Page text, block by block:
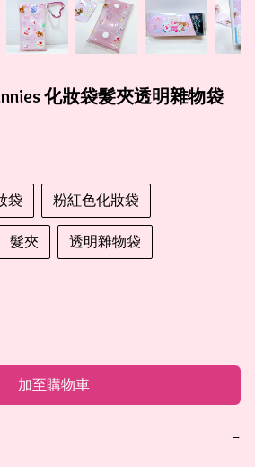
化妝袋髮夾透明雜物袋
袋
粉紅色化妝袋
髮夾 透明雜物袋
加至購物車
−